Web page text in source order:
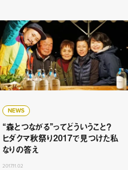
NEWS
“森とつながる”ってどういうこと？
ヒダクマ秋祭り2017で見つけた私
なりの答え
2017.11.02